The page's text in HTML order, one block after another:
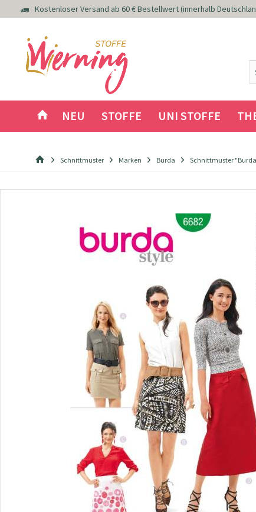
Kostenloser Versand ab 60 € Bestellwert (innerhalb
NEU STOFFE UNI STOFFE
Schnittmuster Marken Burda Schnittmuster